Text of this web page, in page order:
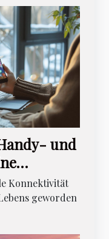
und
Konnektivität
geworden